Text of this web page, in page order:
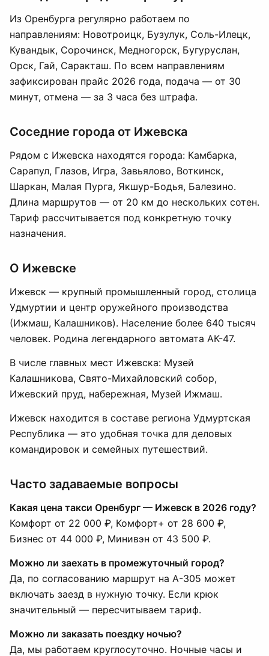
Из Оренбурга регулярно работаем по
направлениям: Новотроицк, Бузулук, Соль-Илецк,
Кувандык, Сорочинск, Медногорск, Бугуруслан,
Орск, Гай, Саракташ. По всем направлениям
зафиксирован прайс 2026 года, подача — от 30
минут, отмена — за 3 часа без штрафа.
Соседние города от Ижевска
Рядом с Ижевска находятся города: Камбарка,
Сарапул, Глазов, Игра, Завьялово, Воткинск,
Шаркан, Малая Пурга, Якшур-Бодья, Балезино.
Длина маршрутов — от 20 км до нескольких сотен.
Тариф рассчитывается под конкретную точку
назначения.
О Ижевске
Ижевск — крупный промышленный город, столица
Удмуртии и центр оружейного производства
(Ижмаш, Калашников). Население более 640 тысяч
человек. Родина легендарного автомата АК-47.
В числе главных мест Ижевска: Музей
Калашникова, Свято-Михайловский собор,
Ижевский пруд, набережная, Музей Ижмаш.
Ижевск находится в составе региона Удмуртская
Республика — это удобная точка для деловых
командировок и семейных путешествий.
Часто задаваемые вопросы
Какая цена такси Оренбург — Ижевск в 2026 году?
Комфорт от 22 000 ₽, Комфорт+ от 28 600 ₽,
Бизнес от 44 000 ₽, Минивэн от 43 500 ₽.
Можно ли заехать в промежуточный город?
Да, по согласованию маршрут на А-305 может
включать заезд в нужную точку. Если крюк
значительный — пересчитываем тариф.
Можно ли заказать поездку ночью?
Да, мы работаем круглосуточно. Ночные часы и